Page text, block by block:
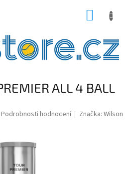
ALL 4 BALL
Podrobnosti hodnocení Značka:Wilson